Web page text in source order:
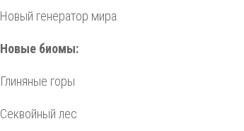
Новый генератор мира.
Новые биомы:
Глиняные горы
Секвойный лес